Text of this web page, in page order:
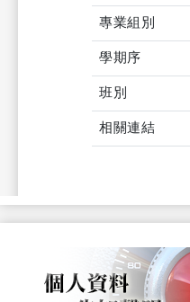
專業組別
學期序
班別
相關連結